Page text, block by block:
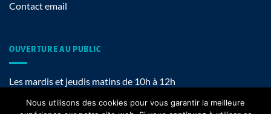
Contact email
OUVERTURE AU PUBLIC
Les mardis et jeudis matins de 10h à 12h
Nous utilisons des cookies pour vous garantir la meilleure